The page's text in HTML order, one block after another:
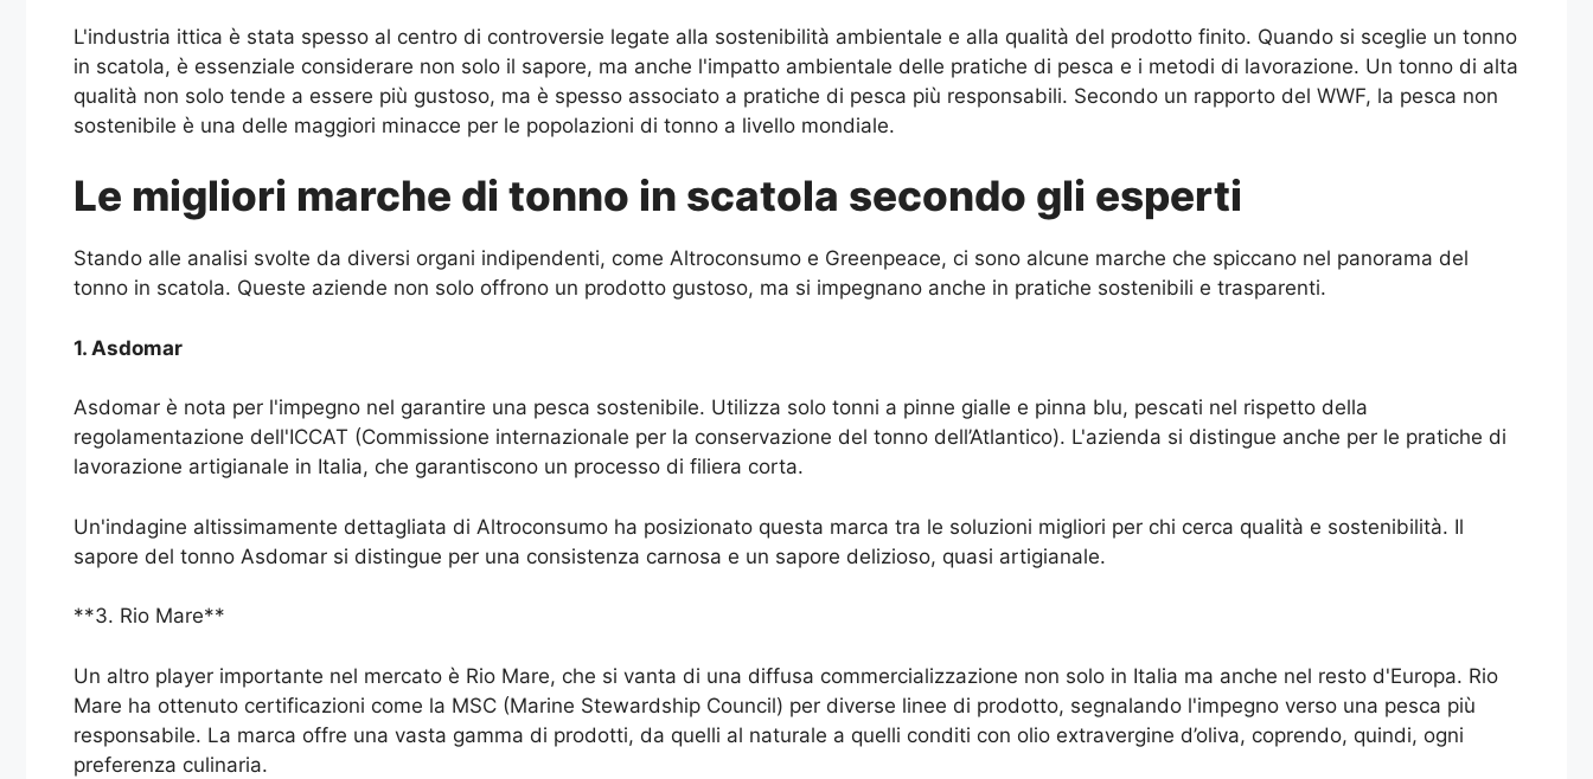
L'industria ittica è stata spesso al centro di controversie legate alla sostenibilità ambientale e alla qualità del prodotto finito. Quando si sceglie un tonno
in scatola, è essenziale considerare non solo il sapore, ma anche l'impatto ambientale delle pratiche di pesca e i metodi di lavorazione. Un tonno di alta
qualità non solo tende a essere più gustoso, ma è spesso associato a pratiche di pesca più responsabili. Secondo un rapporto del WWF, la pesca non
sostenibile è una delle maggiori minacce per le popolazioni di tonno a livello mondiale.
Le migliori marche di tonno in scatola secondo gli esperti
Stando alle analisi svolte da diversi organi indipendenti, come Altroconsumo e Greenpeace, ci sono alcune marche che spiccano nel panorama del
tonno in scatola. Queste aziende non solo offrono un prodotto gustoso, ma si impegnano anche in pratiche sostenibili e trasparenti.
1. Asdomar
Asdomar è nota per l'impegno nel garantire una pesca sostenibile. Utilizza solo tonni a pinne gialle e pinna blu, pescati nel rispetto della
regolamentazione dell'ICCAT (Commissione internazionale per la conservazione del tonno dell’Atlantico). L'azienda si distingue anche per le pratiche di
lavorazione artigianale in Italia, che garantiscono un processo di filiera corta.
Un'indagine altissimamente dettagliata di Altroconsumo ha posizionato questa marca tra le soluzioni migliori per chi cerca qualità e sostenibilità. Il
sapore del tonno Asdomar si distingue per una consistenza carnosa e un sapore delizioso, quasi artigianale.
**3. Rio Mare**
Un altro player importante nel mercato è Rio Mare, che si vanta di una diffusa commercializzazione non solo in Italia ma anche nel resto d'Europa. Rio
Mare ha ottenuto certificazioni come la MSC (Marine Stewardship Council) per diverse linee di prodotto, segnalando l'impegno verso una pesca più
responsabile. La marca offre una vasta gamma di prodotti, da quelli al naturale a quelli conditi con olio extravergine d’oliva, coprendo, quindi, ogni
preferenza culinaria.